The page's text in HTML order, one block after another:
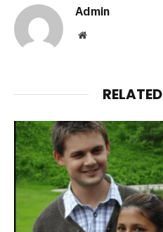
Admin
Website
RELATED